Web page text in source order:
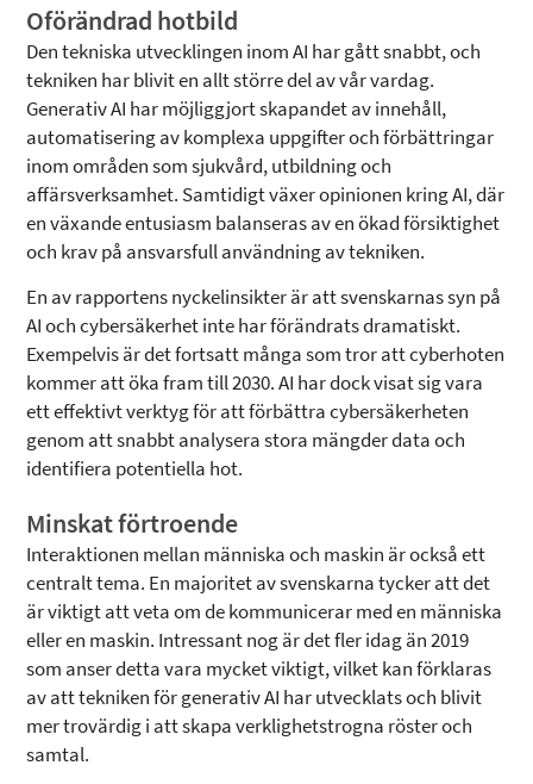
Oförändrad hotbild
Den tekniska utvecklingen inom AI har gått snabbt, och
tekniken har blivit en allt större del av vår vardag.
Generativ AI har möjliggjort skapandet av innehåll,
automatisering av komplexa uppgifter och förbättringar
inom områden som sjukvård, utbildning och
affärsverksamhet. Samtidigt växer opinionen kring AI, där
en växande entusiasm balanseras av en ökad försiktighet
och krav på ansvarsfull användning av tekniken.
En av rapportens nyckelinsikter är att svenskarnas syn på
AI och cybersäkerhet inte har förändrats dramatiskt.
Exempelvis är det fortsatt många som tror att cyberhoten
kommer att öka fram till 2030. AI har dock visat sig vara
ett effektivt verktyg för att förbättra cybersäkerheten
genom att snabbt analysera stora mängder data och
identifiera potentiella hot.
Minskat förtroende
Interaktionen mellan människa och maskin är också ett
centralt tema. En majoritet av svenskarna tycker att det
är viktigt att veta om de kommunicerar med en människa
eller en maskin. Intressant nog är det fler idag än 2019
som anser detta vara mycket viktigt, vilket kan förklaras
av att tekniken för generativ AI har utvecklats och blivit
mer trovärdig i att skapa verklighetstrogna röster och
samtal.